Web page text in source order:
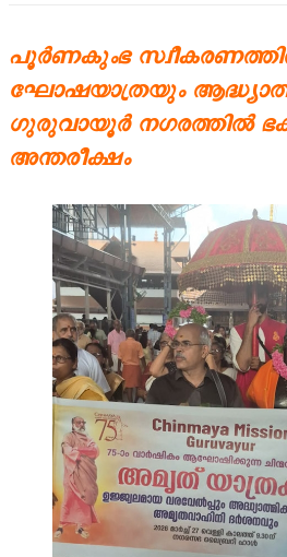
പൂർണകുംഭ
ഘോഷയാത്രയും
ഗുരുവായൂർ നഗരത്തിൽ
അന്തരീക്ഷം